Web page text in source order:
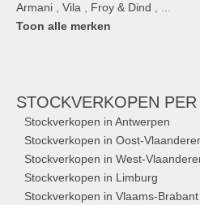
Armani
Vila Froy & Dind
Toon alle merken
STOCKVERKOPEN
Stockverkopen in Antwerpen
Stockverkopen in Oost-
Stockverkopen in West-
Stockverkopen in Limburg
Stockverkopen in Vlaams-Brabant